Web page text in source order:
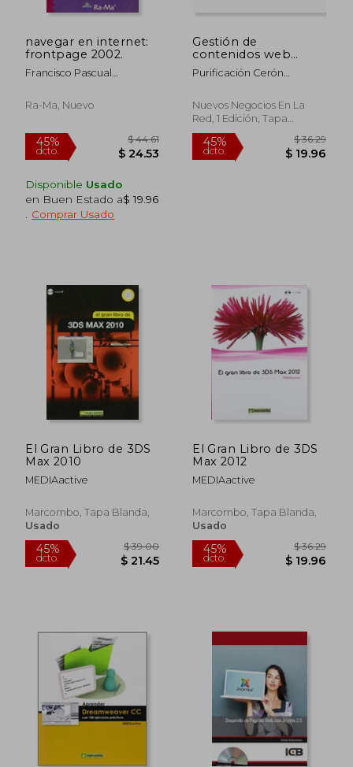
45%
dcto.
$ 23.50 dcto. $
navegar en internet:
frontpage 2002.
Francisco Pascual
Ra-Ma, Nuevo
Disponible Usado
en Buen Estado a$ 19.96
Comprar Usado
Gestión de
contenidos web
(UF2401)
Purificación Cerón
Nuevos Negocios En La
Red, 1 Edición, Tapa
Blanda,Usado
El Gran Libro de 3DS
Max 2010
MEDIAactive
Marcombo, Tapa Blanda,
Usado
El Gran Libro de 3DS
Max 2012
MEDIAactive
Marcombo, Tapa Blanda,
Usado